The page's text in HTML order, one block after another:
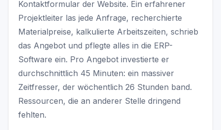
Kontaktformular der Website. Ein erfahrener
Projektleiter las jede Anfrage, recherchierte
Materialpreise, kalkulierte Arbeitszeiten, schrieb
das Angebot und pflegte alles in die ERP-
Software ein. Pro Angebot investierte er
durchschnittlich 45 Minuten: ein massiver
Zeitfresser, der wöchentlich 26 Stunden band.
Ressourcen, die an anderer Stelle dringend
fehlten.